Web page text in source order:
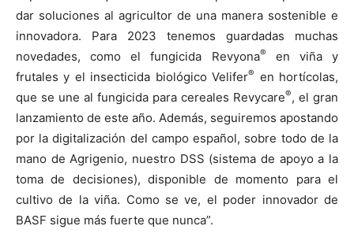
dar soluciones al agricultor de una manera sostenible e
innovadora. Para 2023 tenemos guardadas muchas
novedades, como el fungicida Revyona®
en viña y
frutales y el insecticida biológico Velifer® en hortícolas,
que se une al fungicida para cereales Revycare®, el gran
lanzamiento de este año. Además, seguiremos apostando
por la digitalización del campo español, sobre todo de la
mano de Agrigenio, nuestro DSS (sistema de apoyo a la
toma de decisiones), disponible de momento para el
cultivo de la viña. Como se ve, el poder innovador de
BASF sigue más fuerte que nunca”.